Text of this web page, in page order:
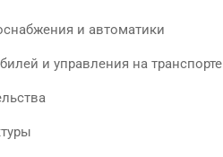
и автоматики
и управления на транспорте